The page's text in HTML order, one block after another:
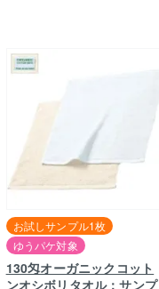
お試しサンプル1枚
ゆうパケ対象
130匁オーガニックコット
ンオシボリタオル：サンプ